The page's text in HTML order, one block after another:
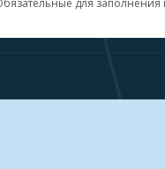
для заполнения